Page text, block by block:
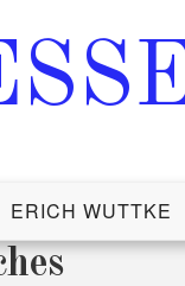
ERICH WUTTKE